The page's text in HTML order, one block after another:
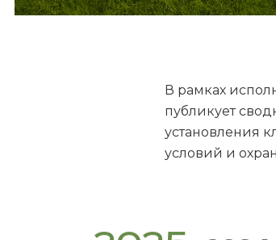
В рамках
публикует
установления
условий и